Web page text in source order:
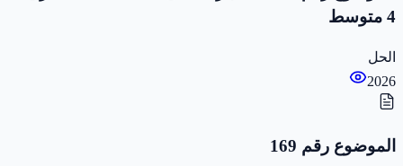
4 متوسط
الحل
2026
الموضوع رقم 169